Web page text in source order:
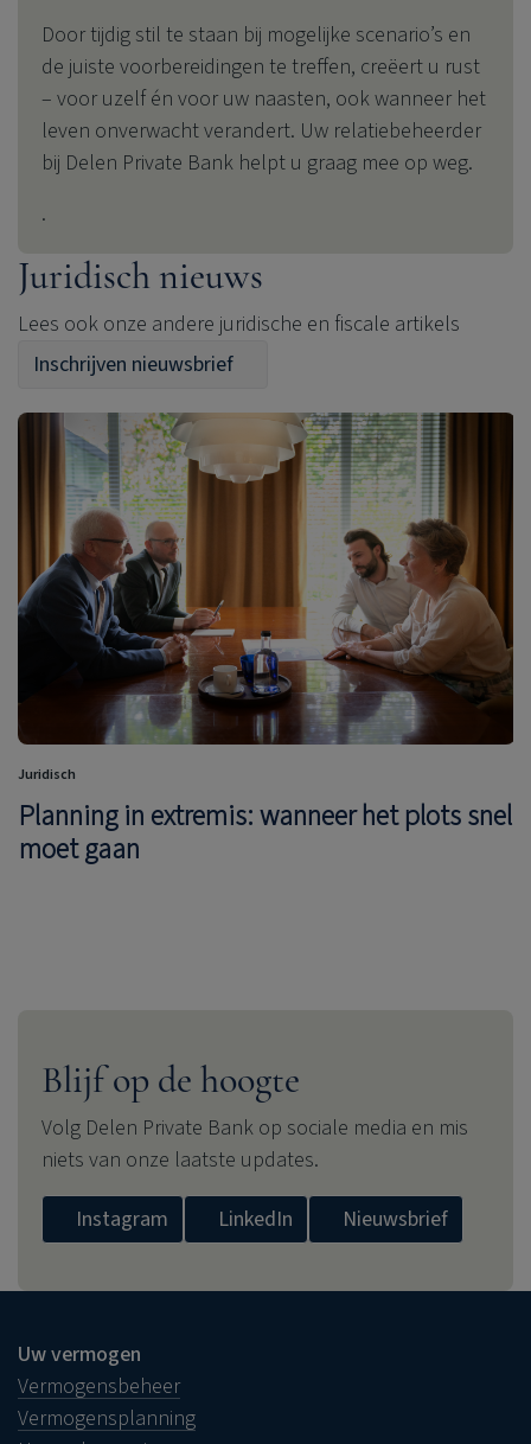
Door tijdig stil te staan bij mogelijke scenario’s en
de juiste voorbereidingen te treffen, creëert u rust
– voor uzelf én voor uw naasten, ook wanneer het
leven onverwacht verandert. Uw relatiebeheerder
bij Delen Private Bank helpt u graag mee op weg.
.
Juridisch nieuws
Lees ook onze andere juridische en fiscale artikels
Inschrijven nieuwsbrief
Juridisch
Planning in extremis: wanneer het plots snel
moet gaan
Blijf op de hoogte
Volg Delen Private Bank op sociale media en mis
niets van onze laatste updates.
Instagram
LinkedIn Nieuwsbrief
Uw vermogen
Vermogensbeheer
Vermogensplanning